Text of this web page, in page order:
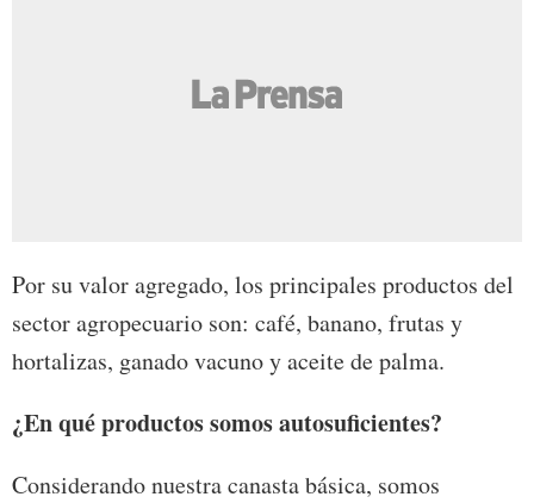
Por su valor agregado, los principales productos del
sector agropecuario son: café, banano, frutas y
hortalizas, ganado vacuno y aceite de palma.
¿En qué productos somos autosuficientes?
Considerando nuestra canasta básica, somos